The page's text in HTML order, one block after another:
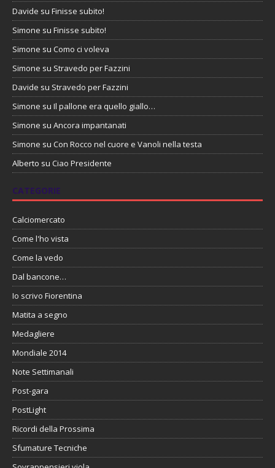
Davide su Finisse subito!
Simone su Finisse subito!
Simone su Como ci voleva
Simone su Stravedo per Fazzini
Davide su Stravedo per Fazzini
Simone su Il pallone era quello giallo…
Simone su Ancora impantanati
Simone su Con Rocco nel cuore e Vanoli nella testa
Alberto su Ciao Presidente
CATEGORIE
Calciomercato
Come l'ho vista
Come la vedo
Dal bancone…
Io scrivo Fiorentina
Matita a segno
Medagliere
Mondiale 2014
Note Settimanali
Post-gara
PostLight
Ricordi della Prossima
Sfumature Tecniche